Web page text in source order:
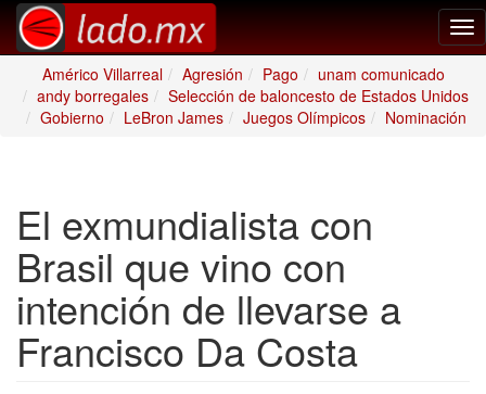
Américo Villarreal
Agresión Pago
unam comunicado
andy borregales
Selección de baloncesto de Estados Unidos
Gobierno
LeBron James Juegos Olímpicos Nominación
El exmundialista con
Brasil que vino con
intención de llevarse a
Francisco Da Costa